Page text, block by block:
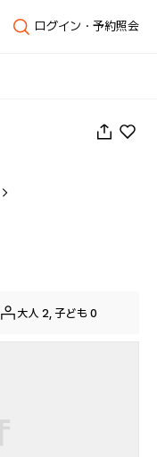
ログイン・予約照会
大人 2, 子ども 0